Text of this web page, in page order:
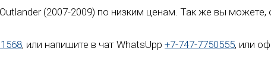
(2007-2009) по низким ценам. Так же вы можете,
, или напишите в чат WhatsUpp +7-747-7750555, или